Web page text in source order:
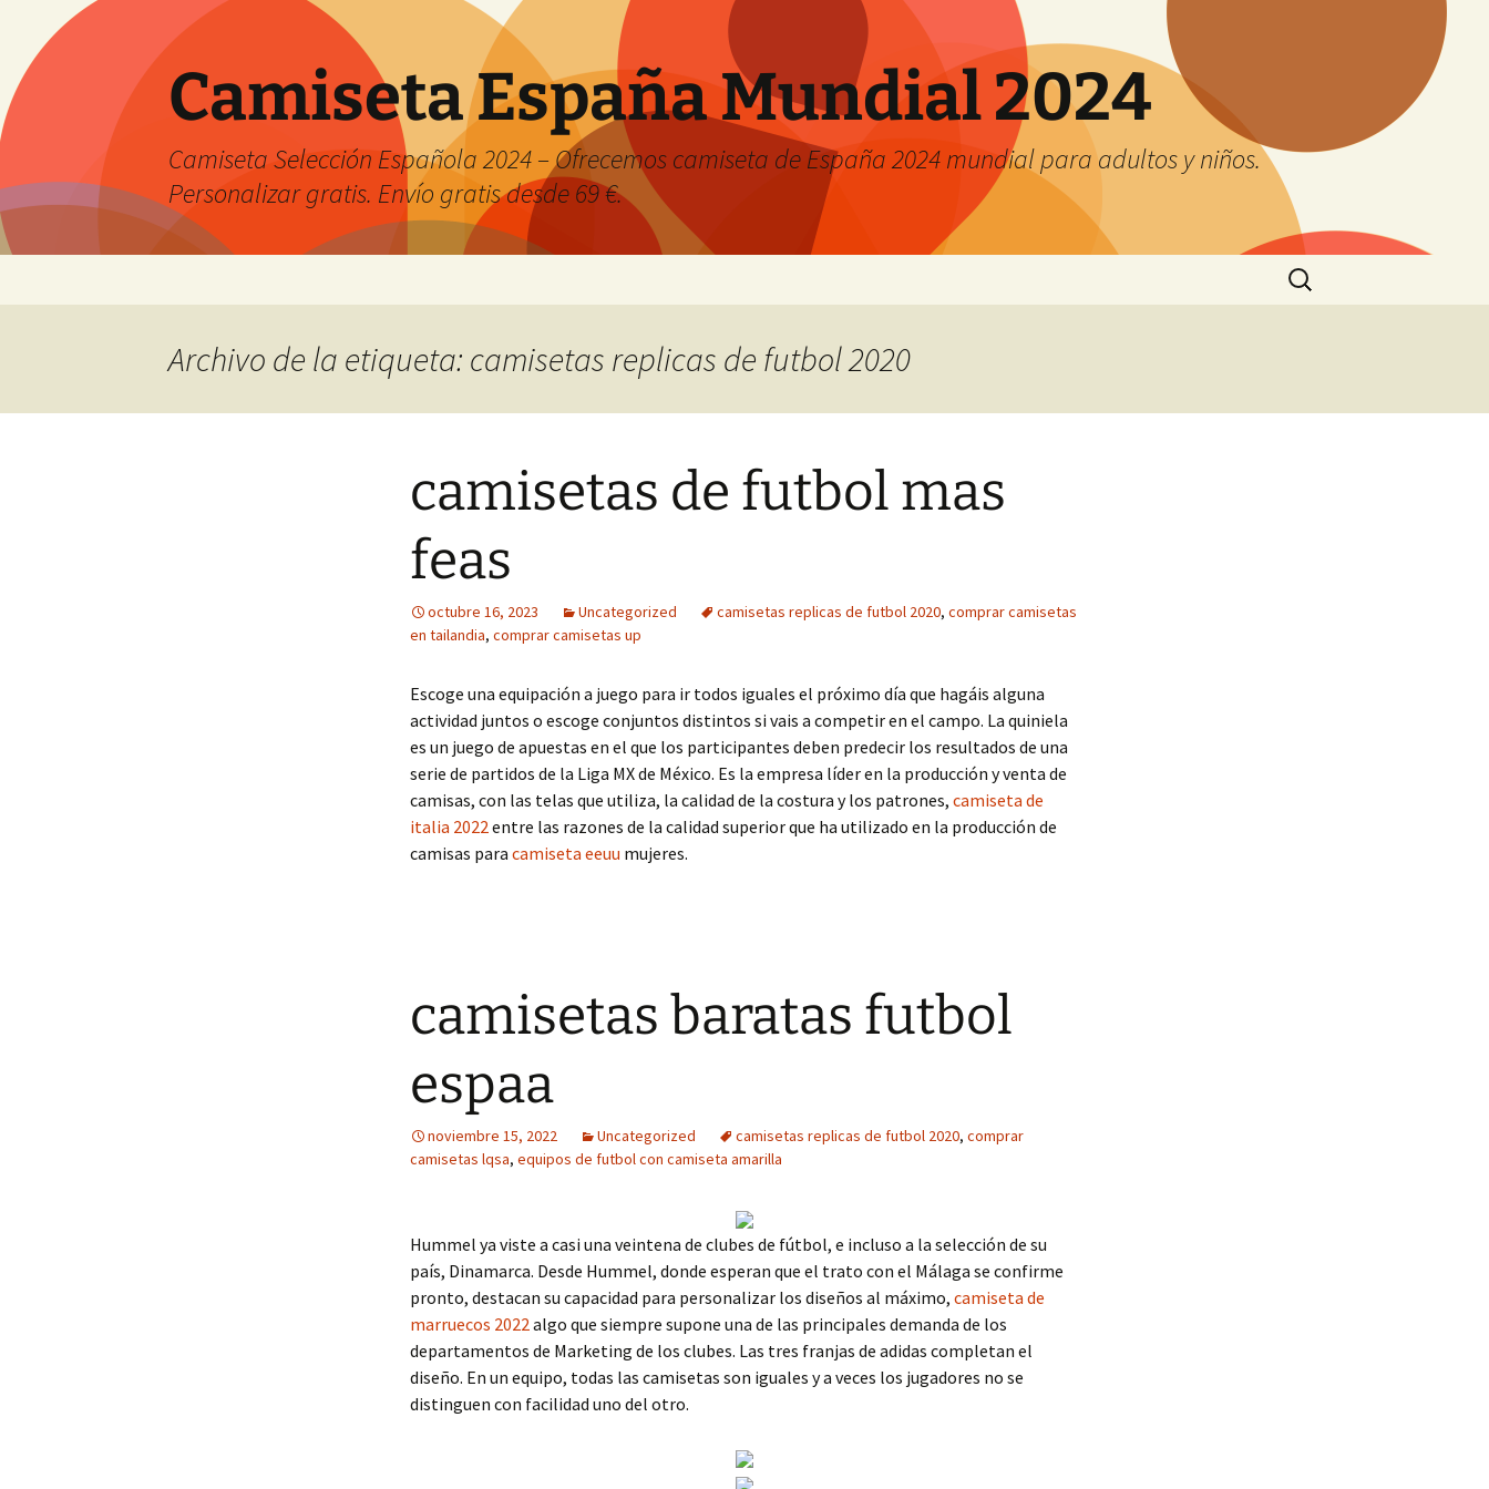
Camiseta España Mundial 2024
Camiseta Selección Española 2024 – Ofrecemos camiseta de España 2024 mundial para adultos y niños.
Personalizar gratis. Envío gratis desde 69 €.
Buscar:
Archivo de la etiqueta: camisetas replicas de futbol 2020
camisetas de futbol mas
feas
octubre 16, 2023 Uncategorized camisetas replicas de futbol 2020, comprar camisetas
en tailandia, comprar camisetas up
Escoge una equipación a juego para ir todos iguales el próximo día que hagáis alguna
actividad juntos o escoge conjuntos distintos si vais a competir en el campo. La quiniela
es un juego de apuestas en el que los participantes deben predecir los resultados de una
serie de partidos de la Liga MX de México. Es la empresa líder en la producción y venta de
camisas, con las telas que utiliza, la calidad de la costura y los patrones, camiseta de
italia 2022entre las razones de la calidad superior que ha utilizado en la producción de
camisas para camiseta eeuu mujeres.
camisetas baratas futbol
espaa
noviembre 15, 2022 Uncategorized camisetas replicas de futbol 2020, comprar
camisetas lqsa, equipos de futbol con camiseta amarilla
Hummel ya viste a casi una veintena de clubes de fútbol, e incluso a la selección de su
país, Dinamarca. Desde Hummel, donde esperan que el trato con el Málaga se confirme
pronto, destacan su capacidad para personalizar los diseños al máximo, camiseta de
marruecos 2022algo que siempre supone una de las principales demanda de los
departamentos de Marketing de los clubes. Las tres franjas de adidas completan el
diseño. En un equipo, todas las camisetas son iguales y a veces los jugadores no se
distinguen con facilidad uno del otro.